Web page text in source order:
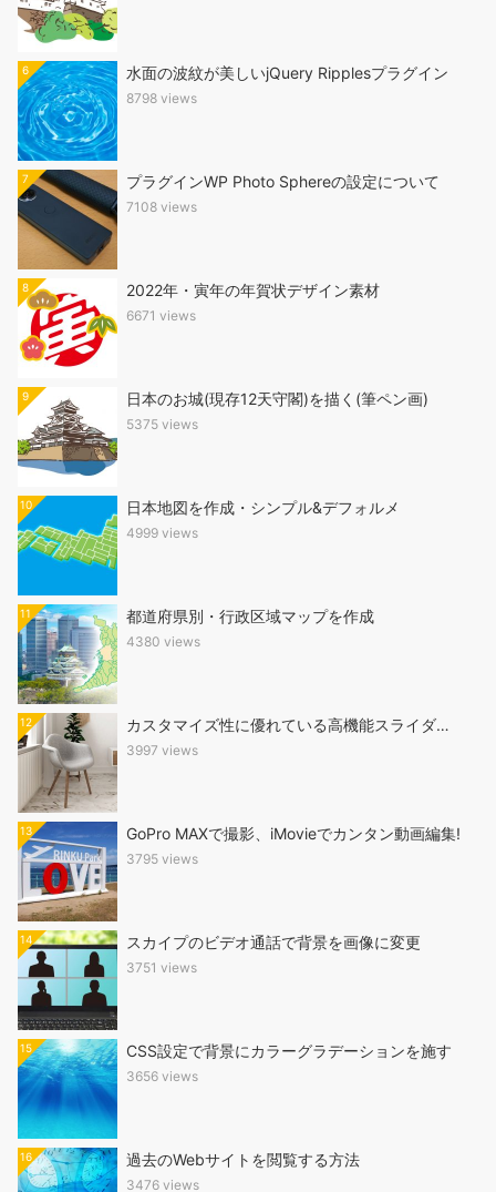
6 水面の波紋が美しいjQuery Ripplesプラグイン
8798 views
7 プラグインWP Photo Sphereの設定について
7108 views
8 2022年・寅年の年賀状デザイン素材
6671 views
9 日本のお城(現存12天守閣)を描く(筆ペン画)
5375 views
10 日本地図を作成・シンプル&デフォルメ
4999 views
11 都道府県別・行政区域マップを作成
4380 views
12 カスタマイズ性に優れている高機能スライダ…
3997 views
13 GoPro MAXで撮影、iMovieでカンタン動画編集!
3795 views
14 スカイプのビデオ通話で背景を画像に変更
3751 views
15 CSS設定で背景にカラーグラデーションを施す
3656 views
16 過去のWebサイトを閲覧する方法
3476 views